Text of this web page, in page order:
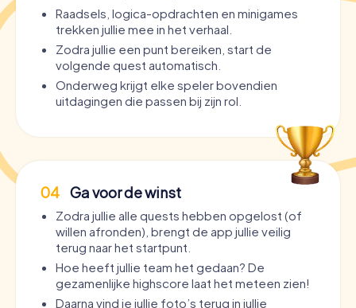
Raadsels, logica-opdrachten en minigames
trekken jullie mee in het verhaal.
Zodra jullie een punt bereiken, start de
volgende quest automatisch.
Onderweg krijgt elke speler bovendien
uitdagingen die passen bij zijn rol.
04 Ga voor de winst
Zodra jullie alle quests hebben opgelost (of
willen afronden), brengt de app jullie veilig
terug naar het startpunt.
Hoe heeft jullie team het gedaan? De
gezamenlijke highscore laat het meteen zien!
Daarna vind je jullie foto’s terug in jullie